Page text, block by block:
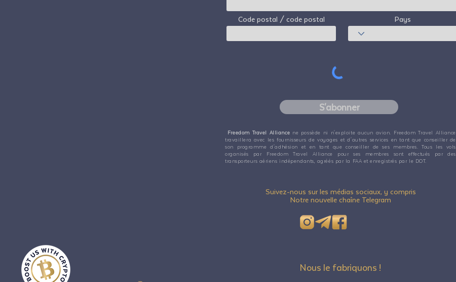
Code postal / code postal Pays
S'abonner
Freedom Travel Alliance ne possède ni n'exploite aucun avion. Freedom Travel Alliance
travaillera avec les fournisseurs de voyages et d'autres services en tant que conseiller de
son programme d'adhésion et en tant que conseiller de ses membres. Tous les vols
organisés par Freedom Travel Alliance pour ses membres sont effectués par des
transporteurs aériens indépendants, agréés par la FAA et enregistrés par le DOT.
Suivez-nous sur les médias sociaux, y compris
Notre nouvelle chaîne Telegram
Nous le fabriquons !